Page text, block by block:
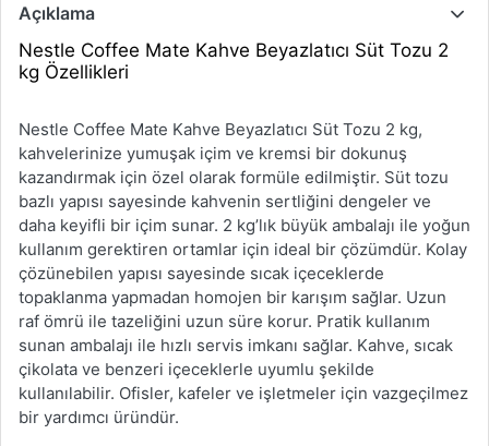
Açıklama
Nestle Coffee Mate Kahve Beyazlatıcı Süt Tozu 2
kg Özellikleri
Nestle Coffee Mate Kahve Beyazlatıcı Süt Tozu 2 kg,
kahvelerinize yumuşak içim ve kremsi bir dokunuş
kazandırmak için özel olarak formüle edilmiştir. Süt tozu
bazlı yapısı sayesinde kahvenin sertliğini dengeler ve
daha keyifli bir içim sunar. 2 kg’lık büyük ambalajı ile yoğun
kullanım gerektiren ortamlar için ideal bir çözümdür. Kolay
çözünebilen yapısı sayesinde sıcak içeceklerde
topaklanma yapmadan homojen bir karışım sağlar. Uzun
raf ömrü ile tazeliğini uzun süre korur. Pratik kullanım
sunan ambalajı ile hızlı servis imkanı sağlar. Kahve, sıcak
çikolata ve benzeri içeceklerle uyumlu şekilde
kullanılabilir. Ofisler, kafeler ve işletmeler için vazgeçilmez
bir yardımcı üründür.